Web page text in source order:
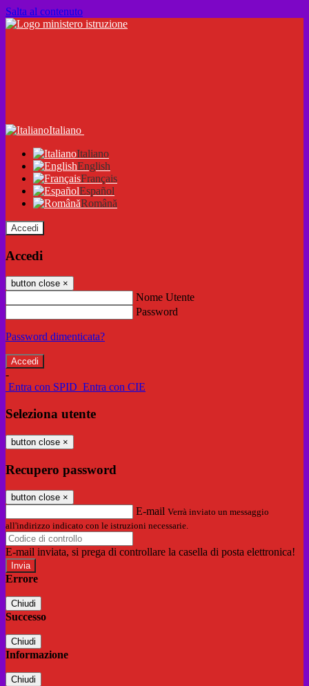
Salta al contenuto
Italiano
Italiano
English
Français
Español
Română
Accedi
Accedi
button close ×
Nome Utente
Password
Password dimenticata?
-
Entra con SPID Entra con CIE
Seleziona utente
button close ×
Recupero password
button close ×
E-mail Verrà inviato un messaggio
all'indirizzo indicato con le istruzioni necessarie.
E-mail inviata, si prega di controllare la casella di posta elettronica!
Errore
Chiudi
Successo
Chiudi
Informazione
Chiudi